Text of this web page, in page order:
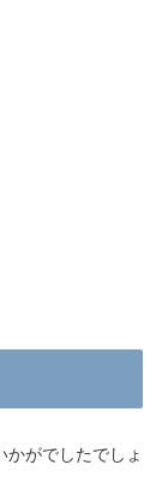
かがでしたでしょ